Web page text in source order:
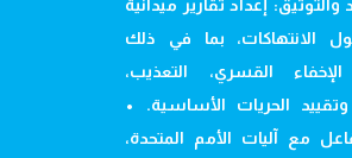
إعداد تقارير ميدانية
الانتهاكات، بما في ذلك
القسري، التعذيب،
الحريات الأساسية. •
مع آليات الأمم المتحدة،